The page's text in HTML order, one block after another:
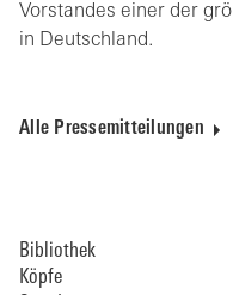
Vorstandes einer der
in Deutschland.
Alle Pressemitteilungen
Bibliothek
Köpfe